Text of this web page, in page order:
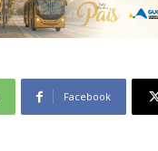
Facebook